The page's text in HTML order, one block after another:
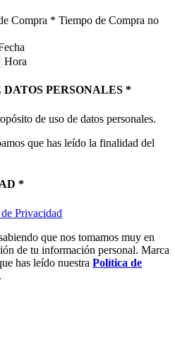
Compra * Tiempo de Compra no
Hora
PERSONALES *
de uso de datos personales.
que has leído la finalidad del
*
Privacidad
que nos tomamos muy en
de tu información personal. Marca
has leído nuestra Política de